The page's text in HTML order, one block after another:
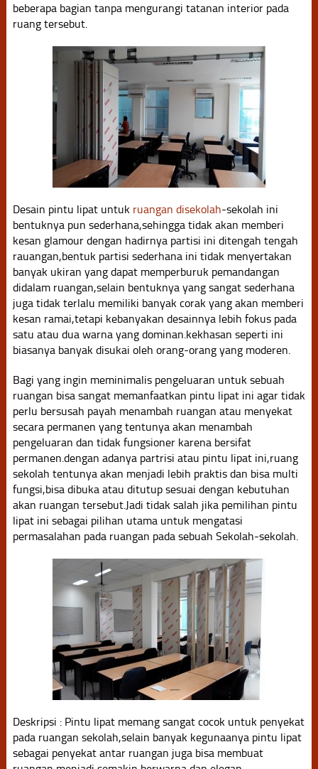
beberapa bagian tanpa mengurangi tatanan interior pada
ruang tersebut.
Desain pintu lipat untuk ruangan disekolah-sekolah ini
bentuknya pun sederhana,sehingga tidak akan memberi
kesan glamour dengan hadirnya partisi ini ditengah tengah
rauangan,bentuk partisi sederhana ini tidak menyertakan
banyak ukiran yang dapat memperburuk pemandangan
didalam ruangan,selain bentuknya yang sangat sederhana
juga tidak terlalu memiliki banyak corak yang akan memberi
kesan ramai,tetapi kebanyakan desainnya lebih fokus pada
satu atau dua warna yang dominan.kekhasan seperti ini
biasanya banyak disukai oleh orang-orang yang moderen.
Bagi yang ingin meminimalis pengeluaran untuk sebuah
ruangan bisa sangat memanfaatkan pintu lipat ini agar tidak
perlu bersusah payah menambah ruangan atau menyekat
secara permanen yang tentunya akan menambah
pengeluaran dan tidak fungsioner karena bersifat
permanen.dengan adanya partrisi atau pintu lipat ini,ruang
sekolah tentunya akan menjadi lebih praktis dan bisa multi
fungsi,bisa dibuka atau ditutup sesuai dengan kebutuhan
akan ruangan tersebut.Jadi tidak salah jika pemilihan pintu
lipat ini sebagai pilihan utama untuk mengatasi
permasalahan pada ruangan pada sebuah Sekolah-sekolah.
Deskripsi : Pintu lipat memang sangat cocok untuk penyekat
pada ruangan sekolah,selain banyak kegunaanya pintu lipat
sebagai penyekat antar ruangan juga bisa membuat